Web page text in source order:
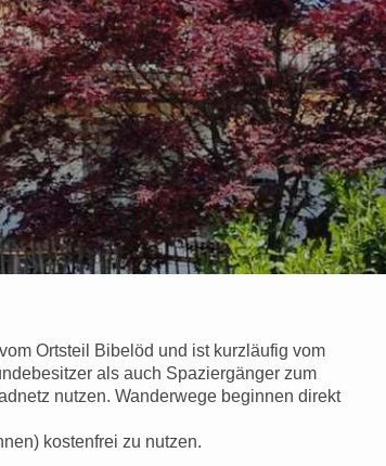
Ortsteil Bibelöd und ist kurzläufig vom
als auch Spaziergänger zum
nutzen. Wanderwege beginnen direkt
kostenfrei zu nutzen.